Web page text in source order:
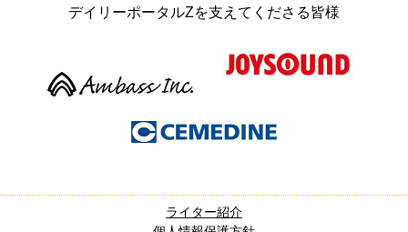
デイリーポータルZを支えてくださる皆様
ライター紹介